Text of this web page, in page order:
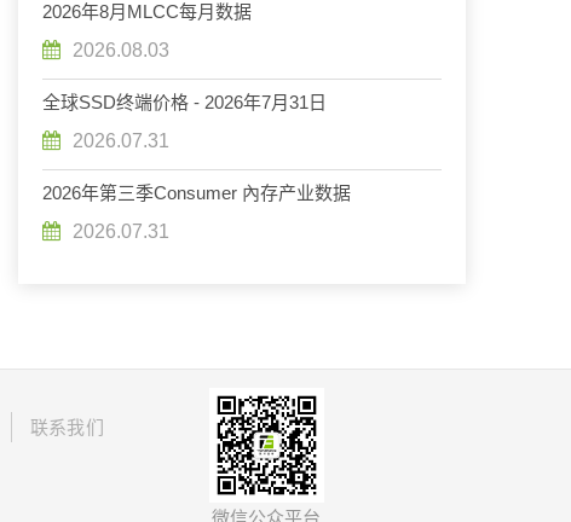
2026年8月MLCC每月数据
2026.08.03
全球SSD终端价格 - 2026年7月31日
2026.07.31
2026年第三季Consumer 內存产业数据
2026.07.31
联系我们
微信公众平台